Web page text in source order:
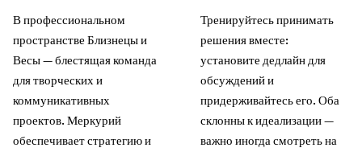
В профессиональном
пространстве Близнецы и
Весы — блестящая команда
для творческих и
коммуникативных
проектов. Меркурий
обеспечивает стратегию и
Тренируйтесь принимать
решения вместе:
установите дедлайн для
обсуждений и
придерживайтесь его. Оба
склонны к идеализации —
важно иногда смотреть на